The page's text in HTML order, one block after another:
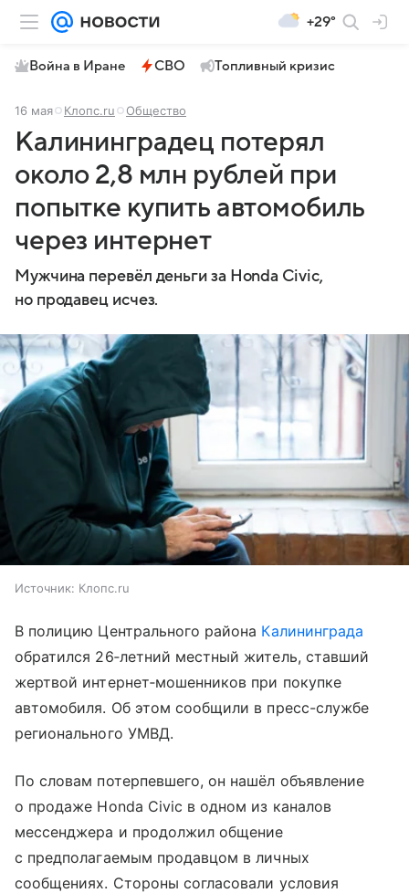
+29°
Война в Иране СВО Топливный кризис
16 мая Клопс.ru Общество
Калининградец потерял
около 2,8 млн рублей при
попытке купить автомобиль
через интернет
Мужчина перевёл деньги за Honda Civic,
но продавец исчез.
Источник: Клопс.ru
В полицию Центрального района Калининграда
обратился 26‑летний местный житель, ставший
жертвой интернет‑мошенников при покупке
автомобиля. Об этом сообщили в пресс-службе
регионального УМВД.
По словам потерпевшего, он нашёл объявление
о продаже Honda Civic в одном из каналов
мессенджера и продолжил общение
с предполагаемым продавцом в личных
сообщениях. Стороны согласовали условия